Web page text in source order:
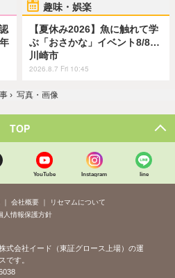
趣味・娯楽
【夏休み2026】魚に触れて学
ぶ「おさかな」イベント8/8…
川崎市
2026.8.7 Fri 10:45
› 写真・画像
TOP
YouTube Instagram line
会社概要
リセマムについて
人情報保護方針
式会社イード（東証グロース上場）の運
です。